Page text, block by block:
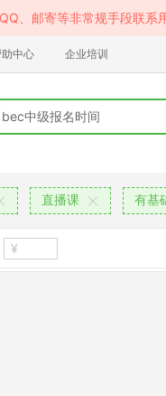
、邮寄等非常规手段联系
中心 企业培训
直播课 有基